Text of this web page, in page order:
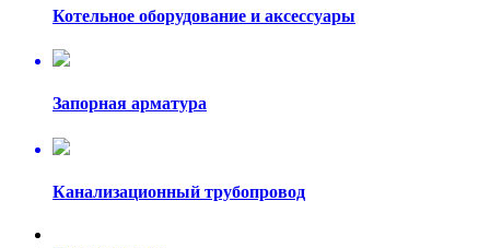
Котельное оборудование и аксессуары
Запорная арматура
Канализационный трубопровод